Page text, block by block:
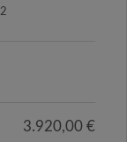
2
3.920,00 €